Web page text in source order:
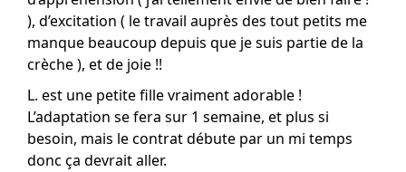
), d’excitation ( le travail auprès des tout petits me
manque beaucoup depuis que je suis partie de la
crèche ), et de joie !!
L. est une petite fille vraiment adorable !
L’adaptation se fera sur 1 semaine, et plus si
besoin, mais le contrat débute par un mi temps
donc ça devrait aller.